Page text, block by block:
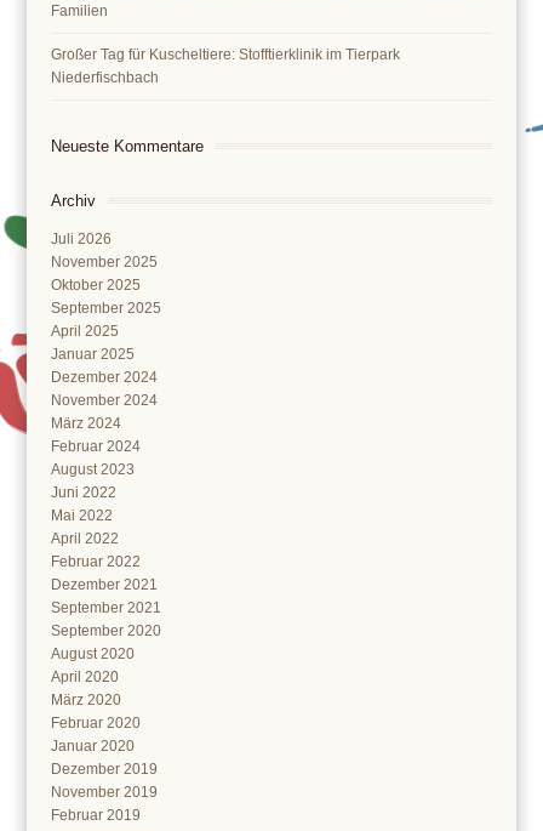
Familien
Großer Tag für Kuscheltiere: Stofftierklinik im Tierpark
Niederfischbach
Neueste Kommentare
Archiv
Juli 2026
November 2025
Oktober 2025
September 2025
April 2025
Januar 2025
Dezember 2024
November 2024
März 2024
Februar 2024
August 2023
Juni 2022
Mai 2022
April 2022
Februar 2022
Dezember 2021
September 2021
September 2020
August 2020
April 2020
März 2020
Februar 2020
Januar 2020
Dezember 2019
November 2019
Februar 2019